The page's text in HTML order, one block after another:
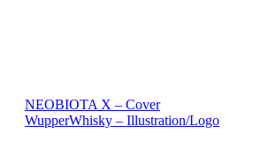
Beitragsnavigation
NEOBIOTA X – Cover
WupperWhisky – Illustration/Logo